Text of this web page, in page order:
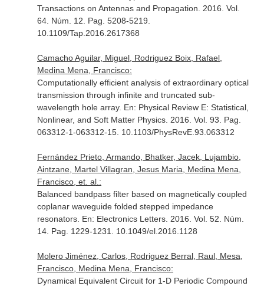
Transactions on Antennas and Propagation . 2016. Vol.
64. Núm. 12. Pag. 5208-5219.
10.1109/Tap.2016.2617368
Camacho Aguilar, Miguel, Rodriguez Boix, Rafael,
Medina Mena, Francisco:
Computationally efficient analysis of extraordinary optical
transmission through infinite and truncated sub-
wavelength hole array. En: Physical Review E: Statistical,
Nonlinear, and Soft Matter Physics. 2016. Vol. 93. Pag.
063312-1-063312-15. 10.1103/PhysRevE.93.063312
Fernández Prieto, Armando, Bhatker, Jacek, Lujambio,
Aintzane, Martel Villagran, Jesus Maria, Medina Mena,
Francisco, et. al.:
Balanced bandpass filter based on magnetically coupled
coplanar waveguide folded stepped impedance
resonators. En: Electronics Letters. 2016. Vol. 52. Núm.
14. Pag. 1229-1231. 10.1049/el.2016.1128
Molero Jiménez, Carlos, Rodriguez Berral, Raul, Mesa,
Francisco, Medina Mena, Francisco:
Dynamical Equivalent Circuit for 1-D Periodic Compound